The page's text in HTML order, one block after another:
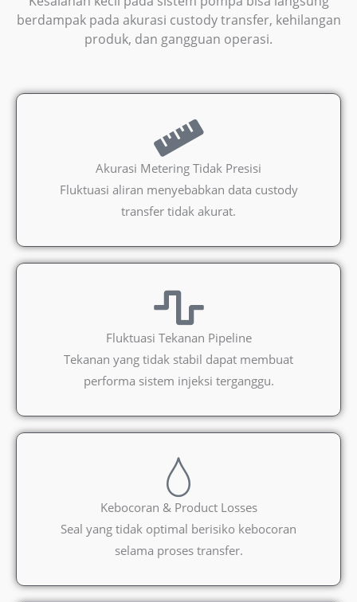
berdampak pada akurasi custody transfer, kehilangan
produk, dan gangguan operasi.
Akurasi Metering Tidak Presisi
Fluktuasi aliran menyebabkan data custody
transfer tidak akurat.
Fluktuasi Tekanan Pipeline
Tekanan yang tidak stabil dapat membuat
performa sistem injeksi terganggu.
Kebocoran & Product Losses
Seal yang tidak optimal berisiko kebocoran
selama proses transfer.